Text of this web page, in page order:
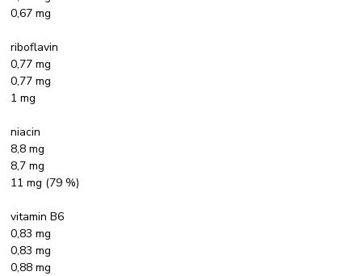
0,67 mg
riboflavin
0,77 mg
0,77 mg
1 mg
niacin
8,8 mg
8,7 mg
11 mg (79 %)
vitamin B6
0,83 mg
0,83 mg
0,88 mg